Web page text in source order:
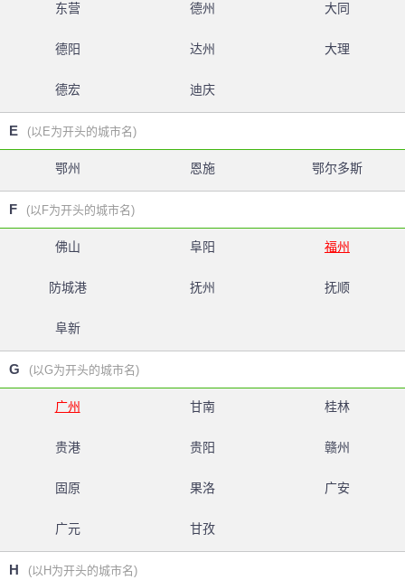
东营 德州 大同
德阳 达州 大理
德宏 迪庆
E (以E为开头的城市名)
鄂州 恩施 鄂尔多斯
F (以F为开头的城市名)
佛山 阜阳 福州
防城港 抚州 抚顺
阜新
G (以G为开头的城市名)
广州 甘南 桂林
贵港 贵阳 赣州
固原 果洛 广安
广元 甘孜
H (以H为开头的城市名)